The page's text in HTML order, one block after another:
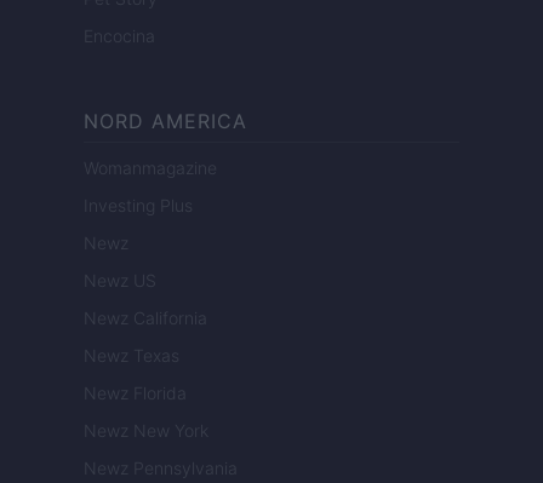
Encocina
NORD AMERICA
Womanmagazine
Investing Plus
Newz
Newz US
Newz California
Newz Texas
Newz Florida
Newz New York
Newz Pennsylvania